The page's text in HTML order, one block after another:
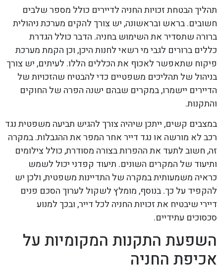
תהליך הבטחת זכויות החניה לדיירים כולל מספר שלבים
חשובים. בראש ובראשונה, יש צורך להקים מערכת ניהולית
ברורה שתסדיר את השימוש בחניה. הדבר כולל הגדרת
כללים ברורים לגבי מי רשאי לחנות היכן, וכן הקמת מערכת
פיקוח שתאפשר לאכוף את הכללים הללו. לעיתים, יש צורך
בניהול של תהליכים משפטיים כדי להבטיח שהזכויות של
הדיירים יישמרו, במקרים שבהם ישנה הפרה של החוקים
והתקנות.
במצבים קשים, ייתכן שיהיה צורך להגיש תביעה משפטית נגד
רכב לא מורשה או נגד דייר אחר המפר את ההגבלות. במקרה
זה, חשוב לתעד את ההפרות בצורה מסודרת, כולל צילומים
ותיעוד של המקרים השונים. תיעוד קפדני יכול לשמש
כראיה משמעותית במקרה של התדיינות משפטית, ולכן יש
להקפיד על כך. בנוסף, מומלץ לשקול לערוך הסכם פנים
דיירי שיבטיח את זכויות החניה לכל דייר, ובכך למנוע
סכסוכים עתידיים.
השפעת התקנות המקומיות על
אכיפת החניה